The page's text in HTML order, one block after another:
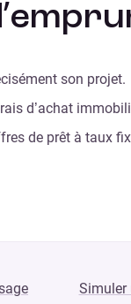
son projet.
d’achat
de prêt à taux
Simuler